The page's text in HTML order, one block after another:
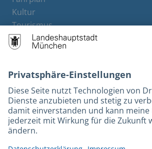
Kultur
Tourismus
M-Strom
Bürgerservice
Rechtliches und Kontakt
Barrierefreiheit
Leichte Sprache